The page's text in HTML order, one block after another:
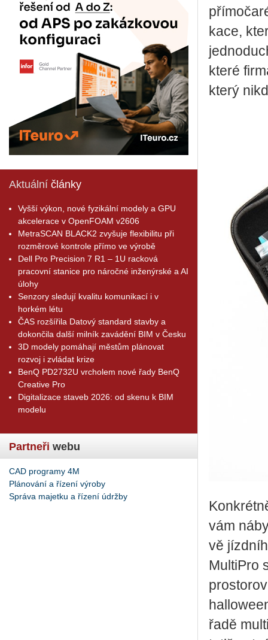
Aktuální články
Vyšší výkon, nové fyzikální modely a GPU
akcelerace v OpenFOAM v2606
MetraSCAN BLACK2 zvyšuje flexibilitu při
rozměrové kontrole přímo ve výrobě
Dell Pro Precision 7 R1 – 1U racková
pracovní stanice pro náročné inženýrské a AI
úlohy
Senzory sledují kvalitu komunikací i v
horkém létu
ČAS rozšířila Datový standard stavby a
dokončila další milník zavádění BIM v Česku
3D modely pomáhají městům plánovat
rozvoj i zvládat krize
BenQ PD2732U vrcholem nové řady BenQ
Creative Pro
Digitalizace staveb 2026: od skenu k BIM
modelu
Partneři webu
CAD programy 4M
Plánování a řízení výroby
Správa majetku a řízení údržby
ka­ce,
které
který
vám
vě
Mul­ti­Pro
řadě